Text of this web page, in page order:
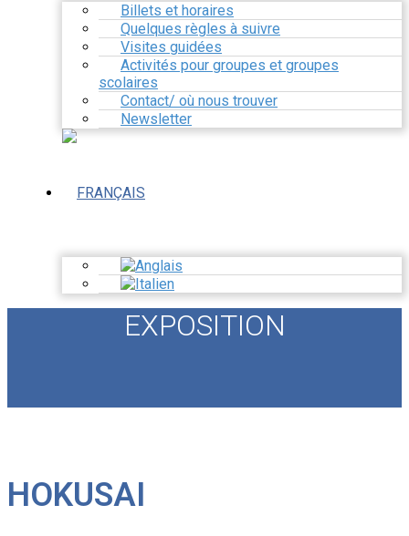
Billets et horaires
Quelques règles à suivre
Visites guidées
Activités pour groupes et groupes
scolaires
Contact/ où nous trouver
Newsletter
EXPOSITION
HOKUSAI